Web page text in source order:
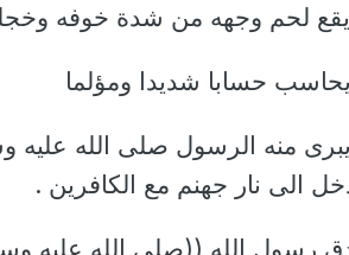
يبرى منه الرسول صلى الله عليه
الى نار جهنم مع الكافرين .
رسول الله ((صلى الله عليه